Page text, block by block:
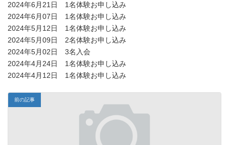
2024年6月21日 1名体験お申し込み
2024年6月07日 1名体験お申し込み
2024年5月12日 1名体験お申し込み
2024年5月09日 2名体験お申し込み
2024年5月02日 3名入会
2024年4月24日 1名体験お申し込み
2024年4月12日 1名体験お申し込み
前の記事